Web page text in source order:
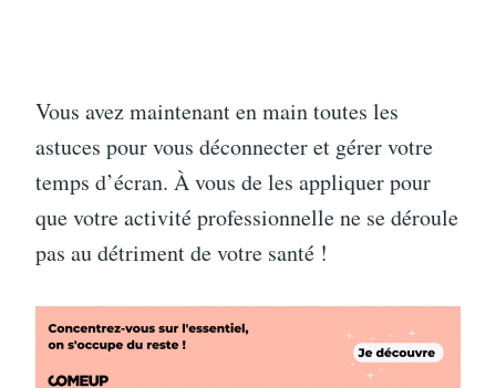
Vous avez maintenant en main toutes les
astuces pour vous déconnecter et gérer votre
temps d’écran. À vous de les appliquer pour
que votre activité professionnelle ne se déroule
pas au détriment de votre santé !